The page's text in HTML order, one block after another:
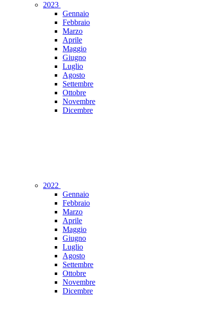
2023
Gennaio
Febbraio
Marzo
Aprile
Maggio
Giugno
Luglio
Agosto
Settembre
Ottobre
Novembre
Dicembre
2022
Gennaio
Febbraio
Marzo
Aprile
Maggio
Giugno
Luglio
Agosto
Settembre
Ottobre
Novembre
Dicembre